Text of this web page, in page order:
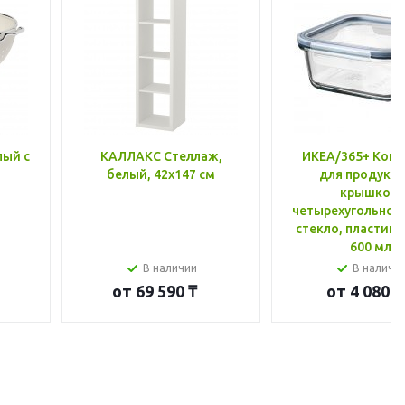
с
КАЛЛАКС Стеллаж,
белый, 42x147 см
В наличии
от 69 590 ₸
ИКЕА/365+
для
крышкой,
стекло, пластик
600 мл
В
от 4 080 ₸